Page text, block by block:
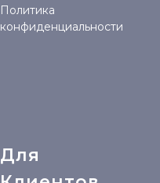
Политика
конфиденциальности
Для